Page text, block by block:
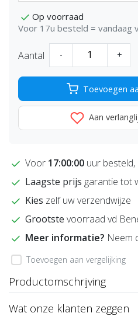
Op voorraad
Voor 17u besteld = vandaag
Aantal - +
Toevoegen
Aan
Voor 17:00:00 uur
Laagste prijs garantie tot
Kies zelf uw verzendwijze
Grootste voorraad vd
Meer informatie? Neem
Toevoegen aan vergelijking
Productomschrijving
Wat onze klanten zeggen